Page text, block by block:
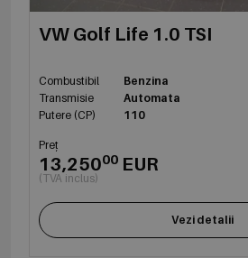
VW Golf Life 1.0 TSI
Combustibil
Benzina
Transmisie
Automata
Putere (CP)
110
Preț
13,25000 EUR
(TVA inclus)
Vezi detalii